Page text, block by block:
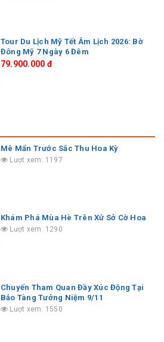
Tour Du Lịch Mỹ Tết Âm Lịch 2026: Bờ
Đông Mỹ 7 Ngày 6 Đêm
79.900.000 đ
Mê Mẩn Trước Sắc Thu Hoa Kỳ
Lượt xem: 1197
Khám Phá Mùa Hè Trên Xứ Sở Cờ Hoa
Lượt xem: 1290
Chuyến Tham Quan Đầy Xúc Động Tại
Bảo Tàng Tưởng Niệm 9/11
Lượt xem: 1550